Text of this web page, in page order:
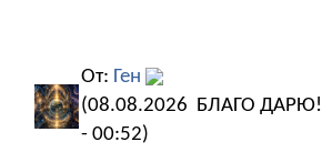
От: Ген
(08.08.2026
- 00:52)
БЛАГО ДАРЮ!